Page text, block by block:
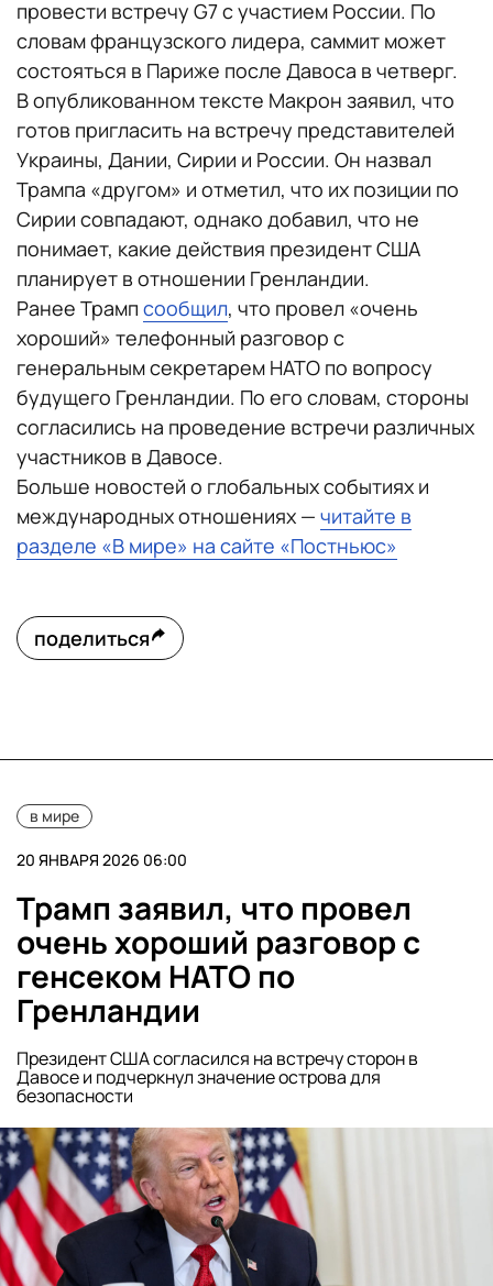
провести встречу G7 с участием России. По
словам французского лидера, саммит может
состояться в Париже после Давоса в четверг.
В опубликованном тексте Макрон заявил, что
готов пригласить на встречу представителей
Украины, Дании, Сирии и России. Он назвал
Трампа «другом» и отметил, что их позиции по
Сирии совпадают, однако добавил, что не
понимает, какие действия президент США
планирует в отношении Гренландии.
Ранее Трамп сообщил, что провел «очень
хороший» телефонный разговор с
генеральным секретарем НАТО по вопросу
будущего Гренландии. По его словам, стороны
согласились на проведение встречи различных
участников в Давосе.
Больше новостей о глобальных событиях и
международных отношениях — читайте в
разделе «В мире» на сайте «Постньюс»
поделиться
в мире
20 ЯНВАРЯ 2026 06:00
Трамп заявил, что провел
очень хороший разговор с
генсеком НАТО по
Гренландии
Президент США согласился на встречу сторон в
Давосе и подчеркнул значение острова для
безопасности